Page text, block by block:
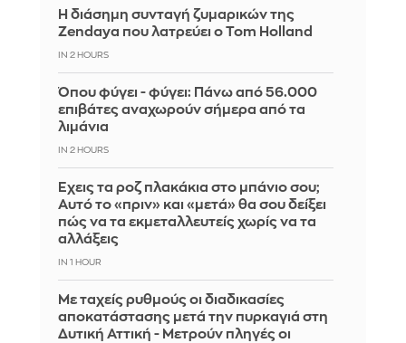
Η διάσημη συνταγή ζυμαρικών της
Zendaya που λατρεύει ο Tom Holland
IN 2 HOURS
Όπου φύγει - φύγει: Πάνω από 56.000
επιβάτες αναχωρούν σήμερα από τα
λιμάνια
IN 2 HOURS
Έχεις τα ροζ πλακάκια στο μπάνιο σου;
Αυτό το «πριν» και «μετά» θα σου δείξει
πώς να τα εκμεταλλευτείς χωρίς να τα
αλλάξεις
IN 1 HOUR
Με ταχείς ρυθμούς οι διαδικασίες
αποκατάστασης μετά την πυρκαγιά στη
Δυτική Αττική - Μετρούν πληγές οι